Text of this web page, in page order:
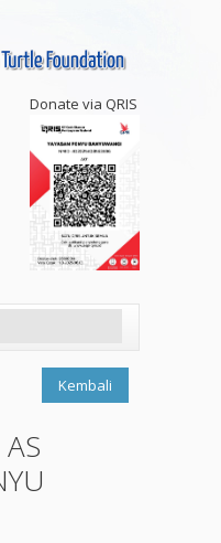
Donate via QRIS
Kembali